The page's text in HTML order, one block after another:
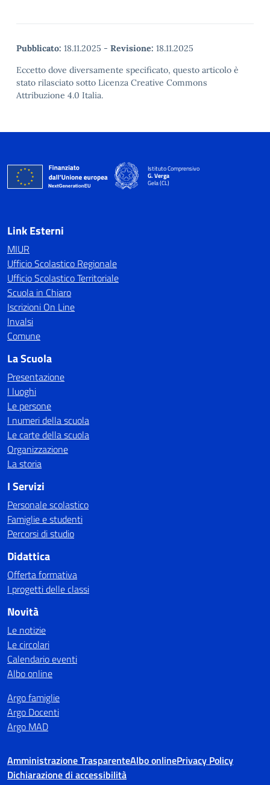
Pubblicato: 18.11.2025 - Revisione: 18.11.2025
Eccetto dove diversamente specificato, questo articolo è
stato rilasciato sotto Licenza Creative Commons
Attribuzione 4.0 Italia.
Istituto Comprensivo
G. Verga
Gela (CL)
Link Esterni
MIUR
Ufficio Scolastico Regionale
Ufficio Scolastico Territoriale
Scuola in Chiaro
Iscrizioni On Line
Invalsi
Comune
La Scuola
Presentazione
I luoghi
Le persone
I numeri della scuola
Le carte della scuola
Organizzazione
La storia
I Servizi
Personale scolastico
Famiglie e studenti
Percorsi di studio
Didattica
Offerta formativa
I progetti delle classi
Novità
Le notizie
Le circolari
Calendario eventi
Albo online
Argo famiglie
Argo Docenti
Argo MAD
Amministrazione TrasparenteAlbo onlinePrivacy Policy
Dichiarazione di accessibilità